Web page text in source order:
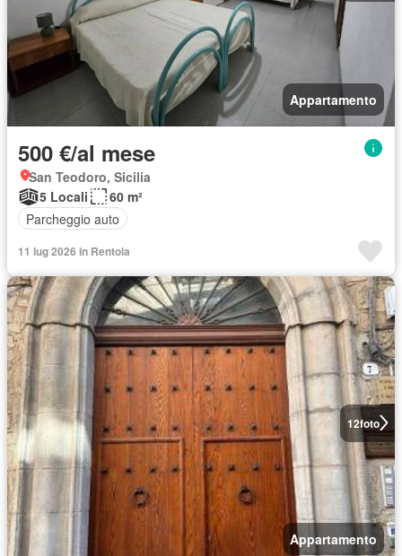
Appartamento
500 €/al mese
San Teodoro, Sicilia
5 Locali
60 m²
Parcheggio auto
11 lug 2026 in Rentola
12foto
Appartamento